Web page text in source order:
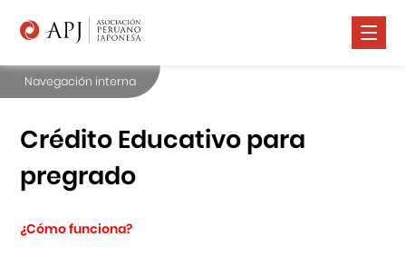
Nosotros
Comunidad Nikkei
Promoción Cultural
Navegación interna
Crédito Educativo para
pregrado
¿Cómo funciona?